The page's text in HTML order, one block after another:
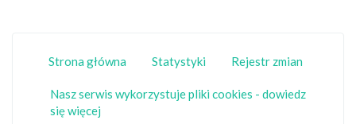
Strona główna Statystyki Rejestr zmian
Nasz serwis wykorzystuje pliki cookies - dowiedz
się więcej